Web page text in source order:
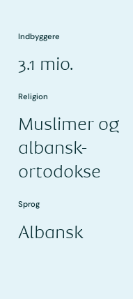
Indbyggere
3.1 mio.
Religion
Muslimer og
albansk-
ortodokse
Sprog
Albansk